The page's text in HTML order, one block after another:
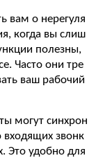
вам о нерегуля
когда вы слиш
полезны,
Часто они тре
ваш рабочий
могут синхрон
входящих звонк
Это удобно для